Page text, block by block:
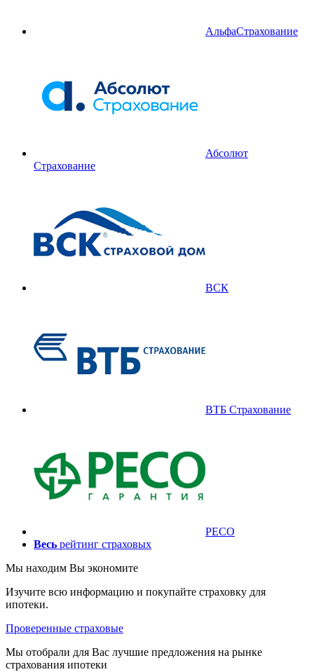
АльфаСтрахование
Абсолют
Страхование
ВСК
ВТБ Страхование
РЕСО
Весь рейтинг страховых
Мы находим Вы экономите
Изучите всю информацию и покупайте страховку для
ипотеки.
Проверенные страховые
Мы отобрали для Вас лучшие предложения на рынке
страхования ипотеки